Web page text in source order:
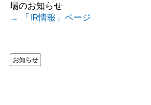
場のお知らせ
→ 「IR情報」ページ
お知らせ